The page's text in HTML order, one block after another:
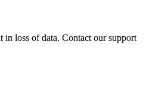
loss of data. Contact our support